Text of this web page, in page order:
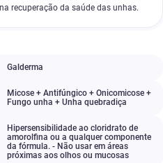
recuperação da saúde das unhas.
Galderma
Micose + Antifúngico + Onicomicose +
Fungo unha + Unha quebradiça
Hipersensibilidade ao cloridrato de
amorolfina ou a qualquer componente
da fórmula. - Não usar em áreas
próximas aos olhos ou mucosas